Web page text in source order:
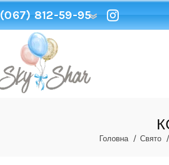
(067) 812-59-95
(067) 812-59-95
Головна Свято